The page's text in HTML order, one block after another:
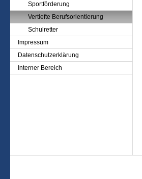
Sportförderung
Vertiefte Berufsorientierung
Schulretter
Impressum
Datenschutzerklärung
Interner Bereich